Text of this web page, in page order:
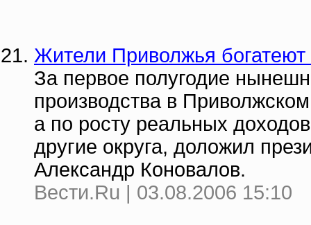
Жители Приволжья
За первое полугодие
производства в
а по росту реальных
другие округа, доложил
Александр Коновалов.
Вести.Ru | 03.08.2006 15:10